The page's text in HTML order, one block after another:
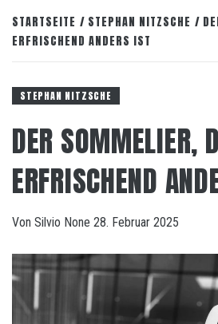
STARTSEITE STEPHAN NITZSCHE
ERFRISCHEND ANDERS IST
STEPHAN NITZSCHE
DER SOMMELIER,
ERFRISCHEND
Von Silvio None 28. Februar 2025